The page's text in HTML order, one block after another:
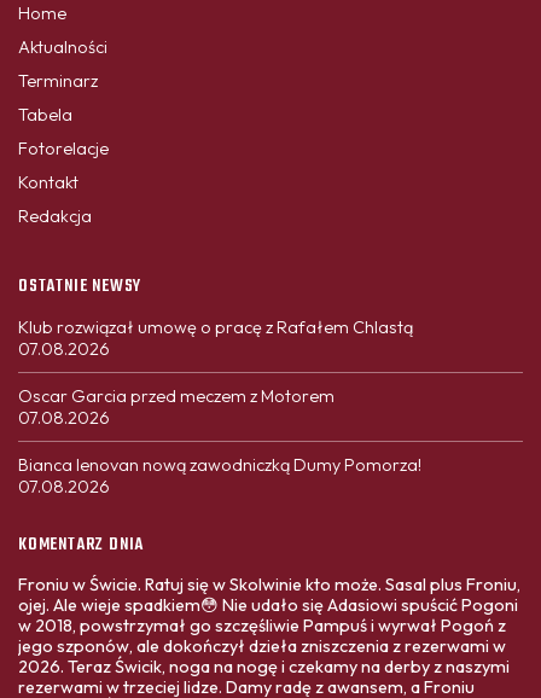
Home
Aktualności
Terminarz
Tabela
Fotorelacje
Kontakt
Redakcja
OSTATNIE NEWSY
Klub rozwiązał umowę o pracę z Rafałem Chlastą
07.08.2026
Oscar Garcia przed meczem z Motorem
07.08.2026
Bianca Ienovan nową zawodniczką Dumy Pomorza!
07.08.2026
KOMENTARZ DNIA
Froniu w Świcie. Ratuj się w Skolwinie kto może. Sasal plus Froniu,
ojej. Ale wieje spadkiem😳 Nie udało się Adasiowi spuścić Pogoni
w 2018, powstrzymał go szczęśliwie Pampuś i wyrwał Pogoń z
jego szponów, ale dokończył dzieła zniszczenia z rezerwami w
2026. Teraz Świcik, noga na nogę i czekamy na derby z naszymi
rezerwami w trzeciej lidze. Damy radę z awansem, a Froniu